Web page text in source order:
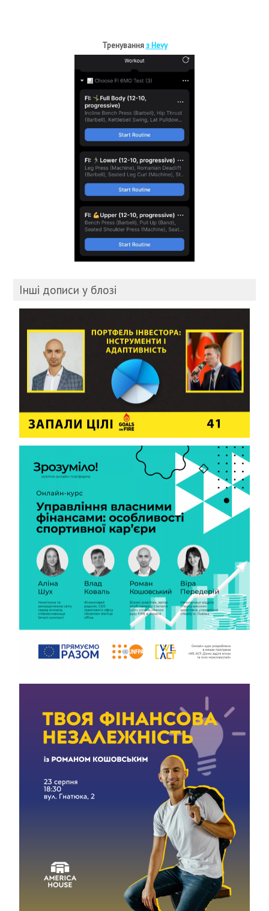
Тренуванняз Hevy
Інші дописи у блозі